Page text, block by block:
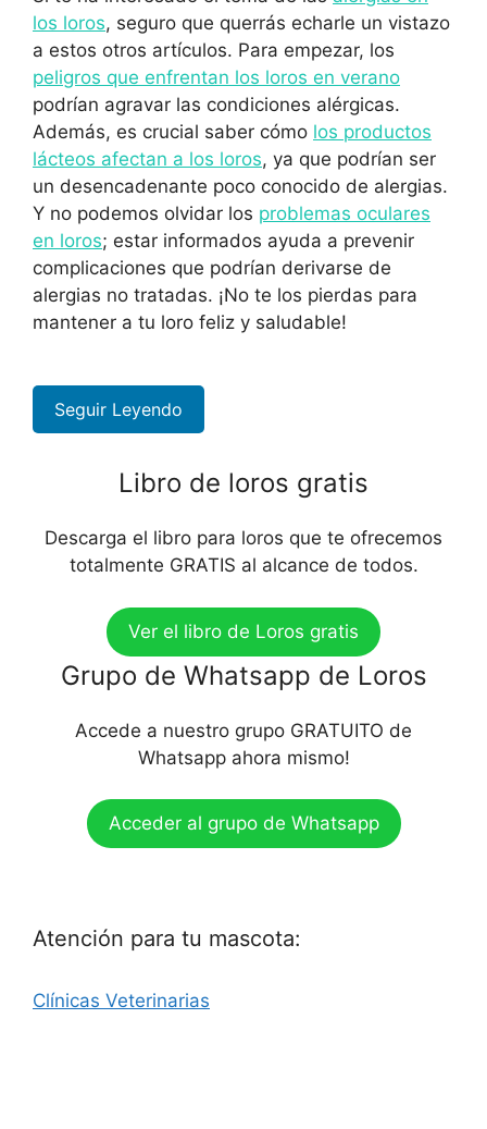
los loros, seguro que querrás echarle un vistazo
a estos otros artículos. Para empezar, los
peligros que enfrentan los loros en verano
podrían agravar las condiciones alérgicas.
Además, es crucial saber cómo los productos
lácteos afectan a los loros, ya que podrían ser
un desencadenante poco conocido de alergias.
Y no podemos olvidar los problemas oculares
en loros; estar informados ayuda a prevenir
complicaciones que podrían derivarse de
alergias no tratadas. ¡No te los pierdas para
mantener a tu loro feliz y saludable!
Seguir Leyendo
Libro de loros gratis
Descarga el libro para loros que te ofrecemos
totalmente GRATIS al alcance de todos.
Ver el libro de Loros gratis
Grupo de Whatsapp de Loros
Accede a nuestro grupo GRATUITO de
Whatsapp ahora mismo!
Acceder al grupo de Whatsapp
Atención para tu mascota:
Clínicas Veterinarias